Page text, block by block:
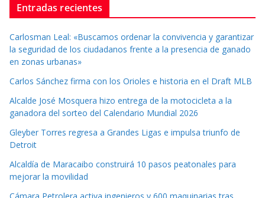
Entradas recientes
Carlosman Leal: «Buscamos ordenar la convivencia y garantizar
la seguridad de los ciudadanos frente a la presencia de ganado
en zonas urbanas»
Carlos Sánchez firma con los Orioles e historia en el Draft MLB
Alcalde José Mosquera hizo entrega de la motocicleta a la
ganadora del sorteo del Calendario Mundial 2026
Gleyber Torres regresa a Grandes Ligas e impulsa triunfo de
Detroit
Alcaldía de Maracaibo construirá 10 pasos peatonales para
mejorar la movilidad